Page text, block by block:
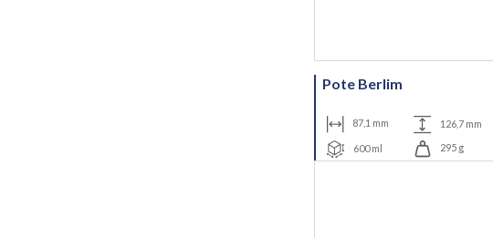
Pote Berlim
87,1 mm 126,7 mm
600 ml 295 g